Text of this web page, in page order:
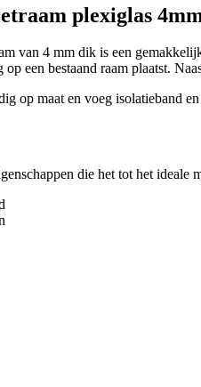
plexiglas
van 4 mm dik is een
een bestaand raam plaatst.
op maat en voeg isolatieband
die het tot het